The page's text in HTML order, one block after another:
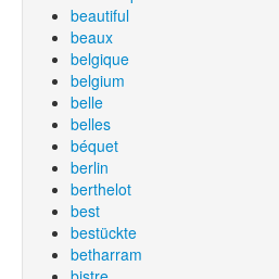
beautiful
beaux
belgique
belgium
belle
belles
béquet
berlin
berthelot
best
bestückte
betharram